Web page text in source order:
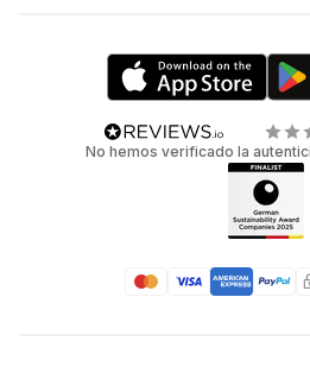
No hemos verificado la